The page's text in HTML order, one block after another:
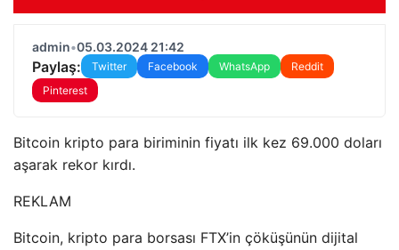
admin•05.03.2024 21:42
Paylaş: Twitter Facebook WhatsApp
Reddit
Pinterest
Bitcoin kripto para biriminin fiyatı ilk kez 69.000 doları
aşarak rekor kırdı.
REKLAM
Bitcoin, kripto para borsası FTX’in çöküşünün dijital